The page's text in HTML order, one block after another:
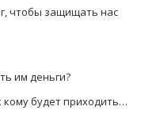
чтобы защищать нас
им деньги?
будет приходить…